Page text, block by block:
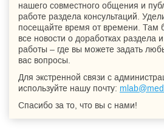
нашего совместного общения и
работе раздела консультаций.
посещайте время от времени. Там
все новости о доработках раздела
работы – где вы можете задать
вас вопросы.
Для экстренной связи с
используйте нашу почту:
Спасибо за то, что вы с нами!